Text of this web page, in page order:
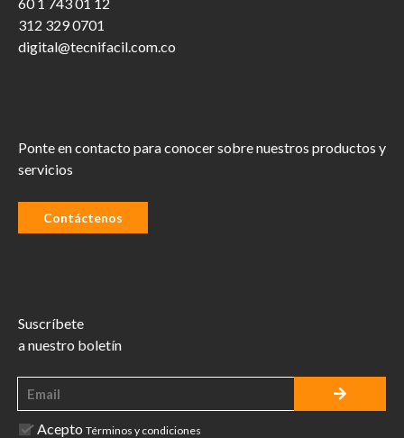
312 329 0701
digital@tecnifacil.com.co
Ponte en contacto para conocer sobre nuestros productos y
servicios
Contáctenos
Suscríbete
a nuestro boletín
Acepto Términos y condiciones